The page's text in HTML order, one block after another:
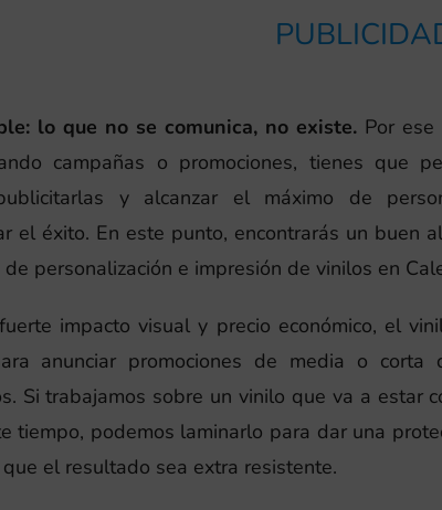
lo que no se comunica, no existe. Por
campañas o promociones, tienes que
y alcanzar el máximo de
el éxito. En este punto, encontrarás un buen
de personalización e impresión de vinilos en
impacto visual y precio económico, el
anunciar promociones de media o corta
Si trabajamos sobre un vinilo que va a estar
tiempo, podemos laminarlo para dar una
el resultado sea extra resistente.